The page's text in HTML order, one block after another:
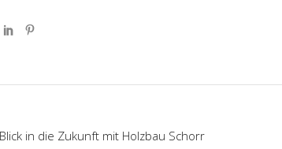
in die Zukunft mit Holzbau Schorr